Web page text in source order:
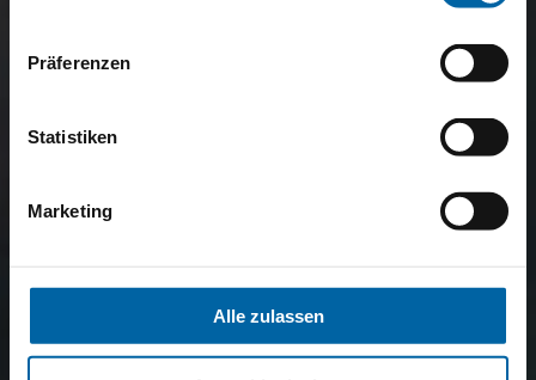
Präferenzen
Statistiken
Marketing
Alle zulassen